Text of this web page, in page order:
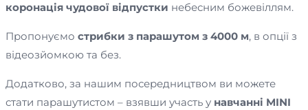
коронація чудової відпустки небесним божевіллям.
Пропонуємо стрибки з парашутом з 4000 м, в опції з
відеозйомкою та без.
Додатково, за нашим посередництвом ви можете
стати парашутистом – взявши участь у навчанні MINI